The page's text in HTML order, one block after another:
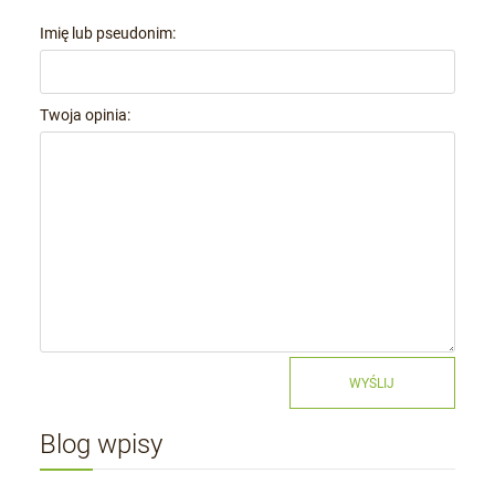
Imię lub pseudonim:
Twoja opinia:
WYŚLIJ
Blog wpisy